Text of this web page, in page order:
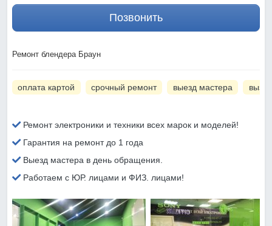
Позвонить
Ремонт блендера Браун
оплата картой срочный ремонт выезд мастера
Ремонт электроники и техники всех марок и моделей!
Гарантия на ремонт до 1 года
Выезд мастера в день обращения.
Работаем с ЮР. лицами и ФИЗ. лицами!